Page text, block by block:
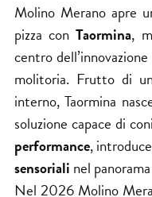
Molino Merano apre
pizza conTaormina,
centro
molitoria. Frutto di
interno, Taormina
soluzione capace di
performance,
sensoriali nel
Nel 2026 Molino